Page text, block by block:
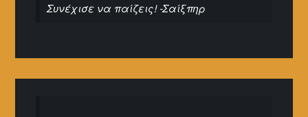
Συνέχισε να παίζεις! -Σαίξπηρ